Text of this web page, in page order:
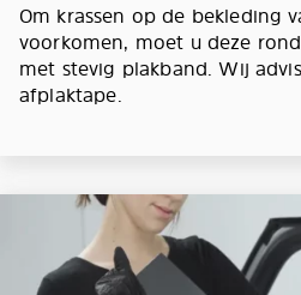
Om krassen op de bekleding
voorkomen, moet u deze
met stevig plakband. Wij
afplaktape.